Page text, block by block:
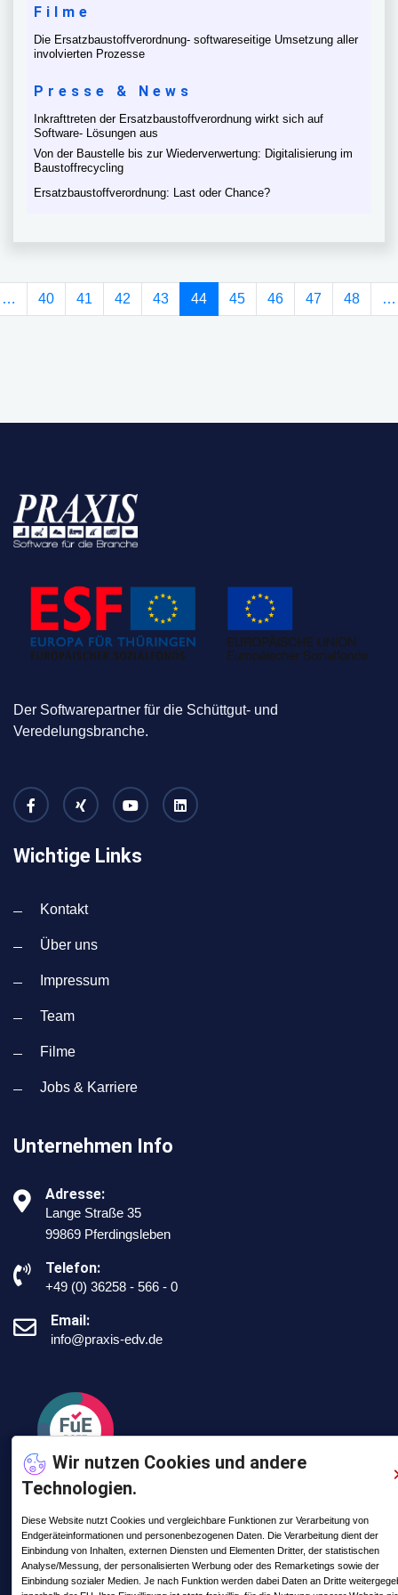
Wir nutzen Cookies und andere
Technologien.
Diese Website nutzt Cookies und vergleichbare Funktionen zur Verarbeitung von
Endgeräteinformationen und personenbezogenen Daten. Die Verarbeitung dient der
Einbindung von Inhalten, externen Diensten und Elementen Dritter, der statistischen
Analyse/Messung, der personalisierten Werbung oder des Remarketings sowie der
Einbindung sozialer Medien. Je nach Funktion werden dabei Daten an Dritte
Filme
Die Ersatzbaustoffverordnung- softwareseitige Umsetzung aller
involvierten Prozesse
Presse & News
Inkrafttreten der Ersatzbaustoffverordnung wirkt sich auf
Software- Lösungen aus
Von der Baustelle bis zur Wiederverwertung: Digitalisierung im
Baustoffrecycling
Ersatzbaustoffverordnung: Last oder Chance?
… 40 41 42 43 44(current)
45 46 47 48 …
Der Softwarepartner für die Schüttgut- und
Veredelungsbranche.
Wichtige Links
Kontakt
Über uns
Impressum
Team
Filme
Jobs & Karriere
Unternehmen Info
Adresse:
Lange Straße 35
99869 Pferdingsleben
Telefon:
+49 (0) 36258 - 566 - 0
Email:
info@praxis-edv.de
Letzte Posts